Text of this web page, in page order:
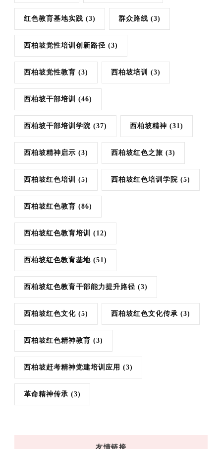
红色教育基地实践 (3) 群众路线 (3)
西柏坡党性培训创新路径 (3)
西柏坡党性教育 (3) 西柏坡培训 (3)
西柏坡干部培训 (46)
西柏坡干部培训学院 (37) 西柏坡精神 (31)
西柏坡精神启示 (3) 西柏坡红色之旅 (3)
西柏坡红色培训 (5) 西柏坡红色培训学院 (5)
西柏坡红色教育 (86)
西柏坡红色教育培训 (12)
西柏坡红色教育基地 (51)
西柏坡红色教育干部能力提升路径 (3)
西柏坡红色文化 (5) 西柏坡红色文化传承 (3)
西柏坡红色精神教育 (3)
西柏坡赶考精神党建培训应用 (3)
革命精神传承 (3)
友情链接